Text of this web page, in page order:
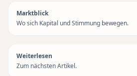
Marktblick
Wo sich Kapital und Stimmung bewegen.
Weiterlesen
Zum nächsten Artikel.